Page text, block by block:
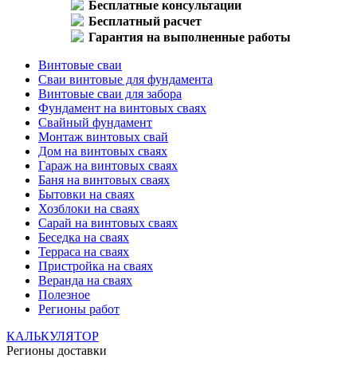
Бесплатные консультации
Бесплатный расчет
Гарантия на выполненные работы
Винтовые сваи
Сваи винтовые для фундамента
Винтовые сваи для забора
Фундамент на винтовых сваях
Свайный фундамент
Монтаж винтовых свай
Дом на винтовых сваях
Гараж на винтовых сваях
Баня на винтовых сваях
Бытовки на сваях
Хозблоки на сваях
Сарай на винтовых сваях
Беседка на сваях
Терраса на сваях
Пристройка на сваях
Веранда на сваях
Полезное
Регионы работ
КАЛЬКУЛЯТОР
Регионы доставки